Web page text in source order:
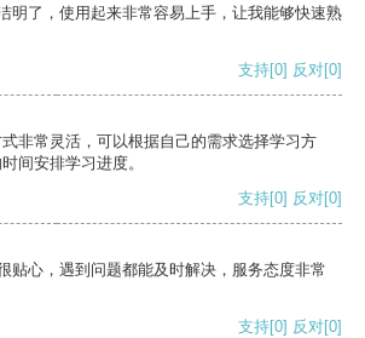
明了，使用起来非常容易上手，让我能够快速熟
支持[0] 反对[0]
非常灵活，可以根据自己的需求选择学习方
间安排学习进度。
支持[0] 反对[0]
贴心，遇到问题都能及时解决，服务态度非常
支持[0] 反对[0]